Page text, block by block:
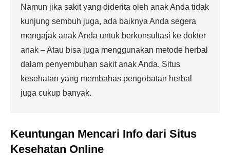
Namun jika sakit yang diderita oleh anak Anda tidak
kunjung sembuh juga, ada baiknya Anda segera
mengajak anak Anda untuk berkonsultasi ke dokter
anak – Atau bisa juga menggunakan metode herbal
dalam penyembuhan sakit anak Anda. Situs
kesehatan yang membahas pengobatan herbal
juga cukup banyak.
Keuntungan Mencari Info dari Situs
Kesehatan Online